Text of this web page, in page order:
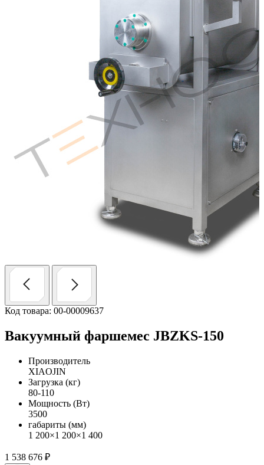
Код товара: 00-00009637
Вакуумный фаршемес JBZKS-150
Производитель
XIAOJIN
Загрузка (кг)
80-110
Мощность (Вт)
3500
габариты (мм)
1 200×1 200×1 400
1 538 676 ₽